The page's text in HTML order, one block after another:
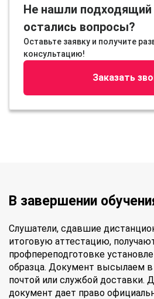
Не нашли подходящий
остались вопросы?
Оставьте заявку и получите
консультацию!
Заказать
В завершении
Слушатели, сдавшие
итоговую аттестацию,
профпереподготовке
образца. Документ высылаем в
почтой или службой доставки.
документ дает право